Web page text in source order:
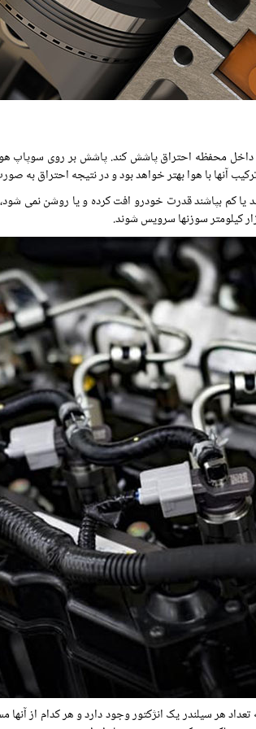
آنها با هوا بهتر خواهد بود و در نتیجه احتراق به
هر سیلندر یک انژکتور وجود دارد و هر کدام از